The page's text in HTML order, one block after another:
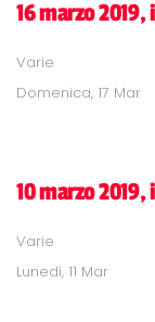
16 marzo
Varie
Domenica, 17 Mar
10 marzo
Varie
Lunedì, 11 Mar